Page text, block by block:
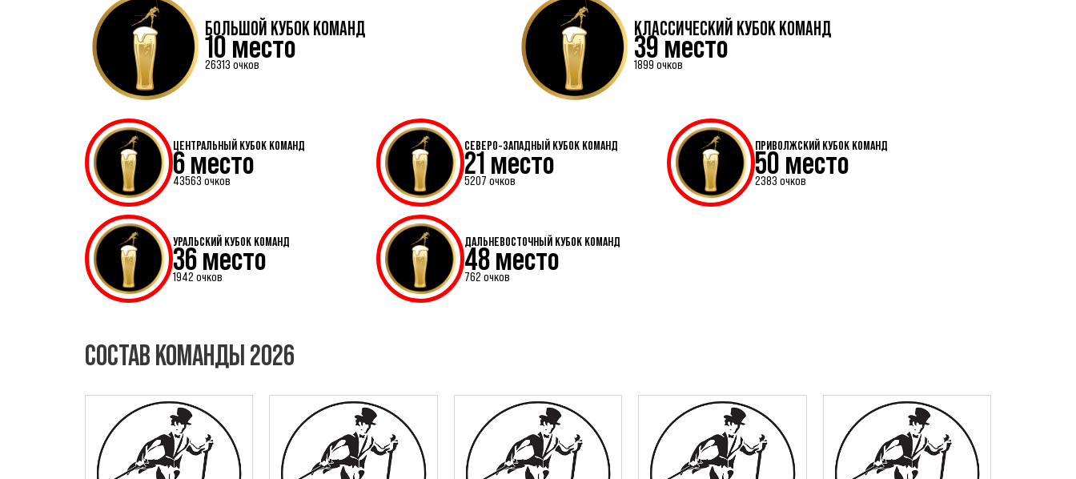
БОЛЬШОЙ КУБОК КОМАНД
10 место
26313 очков
КЛАССИЧЕСКИЙ КУБОК КОМАНД
39 место
1899 очков
ЦЕНТРАЛЬНЫЙ КУБОК КОМАНД
6 место
43563 очков
СЕВЕРО-ЗАПАДНЫЙ КУБОК КОМАНД
21 место
5207 очков
ПРИВОЛЖСКИЙ КУБОК КОМАНД
50 место
2383 очков
УРАЛЬСКИЙ КУБОК КОМАНД
36 место
1942 очков
ДАЛЬНЕВОСТОЧНЫЙ КУБОК КОМАНД
48 место
762 очков
СОСТАВ КОМАНДЫ 2026